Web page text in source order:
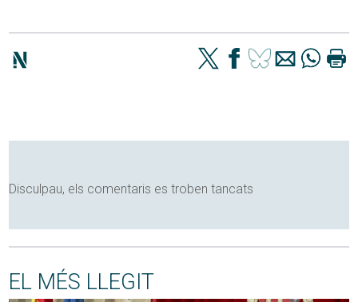
Disculpau, els comentaris es troben tancats
EL MÉS LLEGIT